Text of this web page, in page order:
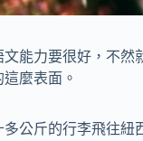
能力要很好，不
麼表面。
公斤的行李飛往